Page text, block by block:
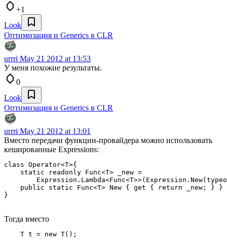
+1
Look
Оптимизация и Generics в CLR
urrri May 21 2012 at 13:53
У меня похожие результаты.
0
Look
Оптимизация и Generics в CLR
urrri May 21 2012 at 13:01
Вместо передачи функции-провайдера можно использовать
кешированные Expressions:
class Operator<T>{
    static readonly Func<T> _new =
    public static Func<T> New { get { return _new; } }
Тогда вместо